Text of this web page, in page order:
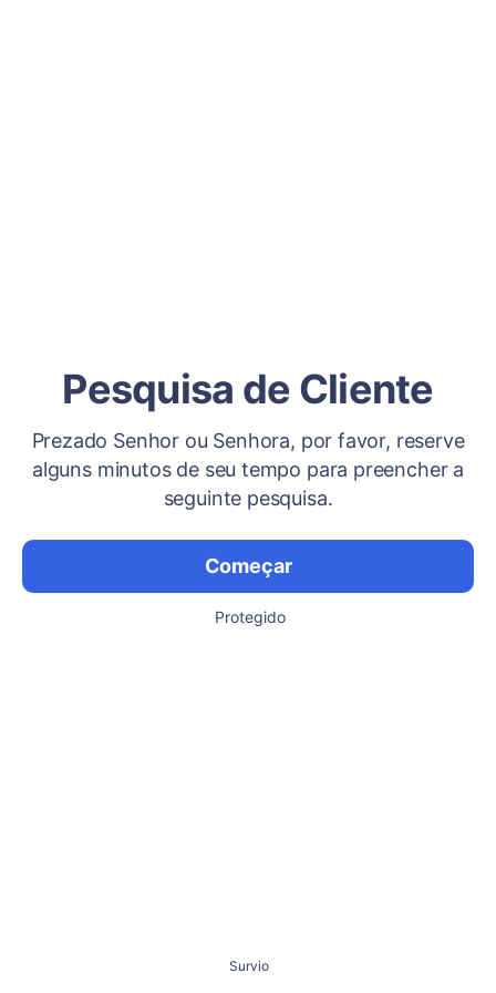
Pesquisa de Cliente
Prezado Senhor ou Senhora, por favor, reserve
alguns minutos de seu tempo para preencher a
seguinte pesquisa.
Começar
Protegido
Survio